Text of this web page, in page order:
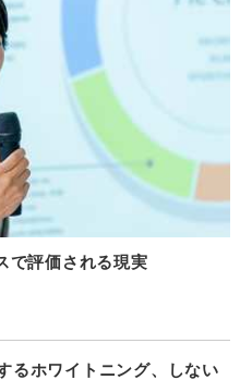
で評価される現実
るホワイトニング、しない